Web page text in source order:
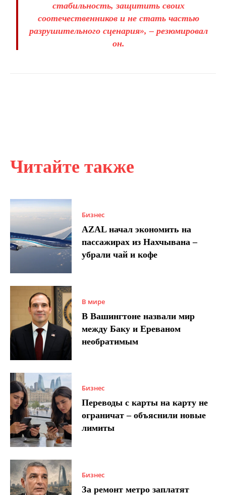
Читайте также
Бизнес
AZAL начал экономить на
пассажирах из Нахчывана –
убрали чай и кофе
В мире
В Вашингтоне назвали мир
между Баку и Ереваном
необратимым
Бизнес
Переводы с карты на карту не
ограничат – объяснили новые
лимиты
Бизнес
За ремонт метро заплатят
стабильность, защитить своих
соотечественников и не стать частью
разрушительного сценария», – резюмировал
он.